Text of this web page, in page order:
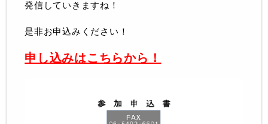
発信していきますね！
是非お申込みください！
申し込みはこちらから！